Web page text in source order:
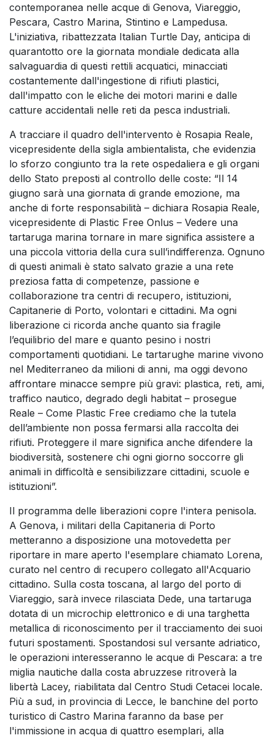
contemporanea nelle acque di Genova, Viareggio,
Pescara, Castro Marina, Stintino e Lampedusa.
L'iniziativa, ribattezzata Italian Turtle Day, anticipa di
quarantotto ore la giornata mondiale dedicata alla
salvaguardia di questi rettili acquatici, minacciati
costantemente dall'ingestione di rifiuti plastici,
dall'impatto con le eliche dei motori marini e dalle
catture accidentali nelle reti da pesca industriali.
A tracciare il quadro dell'intervento è Rosapia Reale,
vicepresidente della sigla ambientalista, che evidenzia
lo sforzo congiunto tra la rete ospedaliera e gli organi
dello Stato preposti al controllo delle coste: “Il 14
giugno sarà una giornata di grande emozione, ma
anche di forte responsabilità – dichiara Rosapia Reale,
vicepresidente di Plastic Free Onlus – Vedere una
tartaruga marina tornare in mare significa assistere a
una piccola vittoria della cura sull’indifferenza. Ognuno
di questi animali è stato salvato grazie a una rete
preziosa fatta di competenze, passione e
collaborazione tra centri di recupero, istituzioni,
Capitanerie di Porto, volontari e cittadini. Ma ogni
liberazione ci ricorda anche quanto sia fragile
l’equilibrio del mare e quanto pesino i nostri
comportamenti quotidiani. Le tartarughe marine vivono
nel Mediterraneo da milioni di anni, ma oggi devono
affrontare minacce sempre più gravi: plastica, reti, ami,
traffico nautico, degrado degli habitat – prosegue
Reale – Come Plastic Free crediamo che la tutela
dell’ambiente non possa fermarsi alla raccolta dei
rifiuti. Proteggere il mare significa anche difendere la
biodiversità, sostenere chi ogni giorno soccorre gli
animali in difficoltà e sensibilizzare cittadini, scuole e
istituzioni”.
Il programma delle liberazioni copre l'intera penisola.
A Genova, i militari della Capitaneria di Porto
metteranno a disposizione una motovedetta per
riportare in mare aperto l'esemplare chiamato Lorena,
curato nel centro di recupero collegato all'Acquario
cittadino. Sulla costa toscana, al largo del porto di
Viareggio, sarà invece rilasciata Dede, una tartaruga
dotata di un microchip elettronico e di una targhetta
metallica di riconoscimento per il tracciamento dei suoi
futuri spostamenti. Spostandosi sul versante adriatico,
le operazioni interesseranno le acque di Pescara: a tre
miglia nautiche dalla costa abruzzese ritroverà la
libertà Lacey, riabilitata dal Centro Studi Cetacei locale.
Più a sud, in provincia di Lecce, le banchine del porto
turistico di Castro Marina faranno da base per
l'immissione in acqua di quattro esemplari, alla